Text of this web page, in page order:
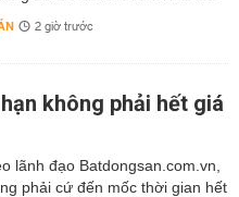
2 giờ trước
không phải hết giá
lãnh đạo Batdongsan.com.vn,
phải cứ đến mốc thời gian hết